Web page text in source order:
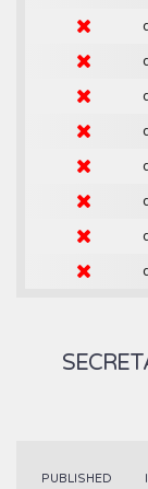
PUBLISHED